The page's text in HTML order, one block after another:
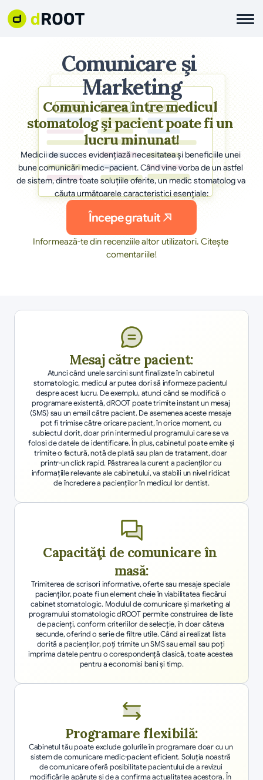
Comunicare şi
Marketing
Comunicarea între medicul
stomatolog şi pacient poate fi un
lucru minunat!
Medicii de succes evidenţiază necesitatea şi beneficiile unei
bune comunicări medic–pacient. Când vine vorba de un astfel
de sistem, dintre toate soluţiile oferite, un medic stomatolog va
căuta următoarele caracteristici esenţiale:
Începe gratuit
Informează-te din recenziile altor utilizatori. Citește
comentariile!
Mesaj către pacient:
Atunci când unele sarcini sunt finalizate în cabinetul
stomatologic, medicul ar putea dori să informeze pacientul
despre acest lucru. De exemplu, atunci când se modifică o
programare existentă, dROOT poate trimite instant un mesaj
(SMS) sau un email către pacient. De asemenea aceste mesaje
pot fi trimise către oricare pacient, în orice moment, cu
subiectul dorit, doar prin intermediul programului care se va
folosi de datele de identificare. În plus, cabinetul poate emite şi
trimite o factură, notă de plată sau plan de tratament, doar
printr-un click rapid. Păstrarea la curent a pacienţilor cu
informaţiile relevante ale cabinetului, va stabili un nivel ridicat
de încredere a pacienţilor în medicul lor dentist.
Capacităţi de comunicare în
masă:
Trimiterea de scrisori informative, oferte sau mesaje speciale
pacienţilor, poate fi un element cheie în viabilitatea fiecărui
cabinet stomatologic. Modulul de comunicare şi marketing al
programului stomatologic dROOT permite construirea de liste
de pacienţi, conform criteriilor de selecţie, în doar câteva
secunde, oferind o serie de filtre utile. Când ai realizat lista
dorită a pacienţilor, poţi trimite un SMS sau email sau poți
imprima datele pentru o corespondenţă clasică, toate acestea
pentru a economisi bani şi timp.
Programare flexibilă:
Cabinetul tău poate exclude golurile în programare doar cu un
sistem de comunicare medic-pacient eficient. Soluţia noastră
de comunicare oferă posibilitate pacientului de a revizui
modificările apărute şi de a confirma actualitatea acestora. În